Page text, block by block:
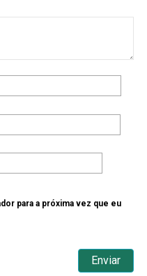
para a próxima vez que eu